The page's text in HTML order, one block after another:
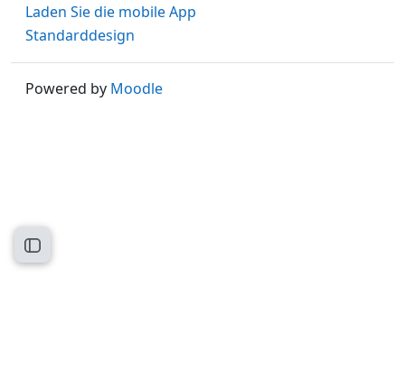
Kursindex öffnen
Laden Sie die mobile App
Standarddesign
Powered by Moodle